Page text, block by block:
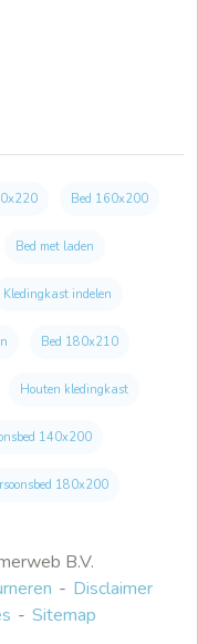
B.V.
Disclaimer
Sitemap
Bed 160x200
Bed met laden
Kledingkast indelen
Bed 180x210
Houten kledingkast
140x200
180x200